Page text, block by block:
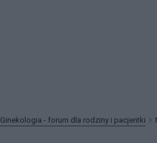
Ginekologia - forum dla rodziny i pacjentki